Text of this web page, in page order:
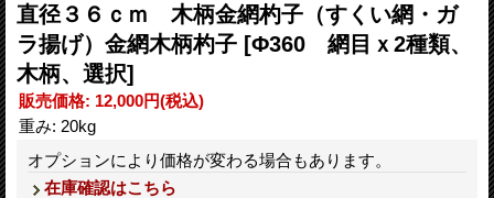
直径３６ｃｍ 木柄金網杓子（すくい網・ガ
ラ揚げ）金網木柄杓子 [Φ360 網目ｘ2種類、
木柄、選択]
販売価格: 12,000円(税込)
重み: 20kg
オプションにより価格が変わる場合もあります。
在庫確認はこちら